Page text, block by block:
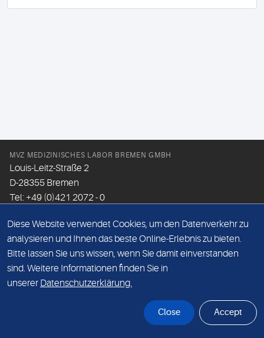
MVZ MEDIZINISCHES LABOR BREMEN GMBH
Louis-Leitz-Straße 2
D-28355 Bremen
Tel: +49 (0)421 2072 - 0
Email:info@mlhb.de
DATENSCHUTZ
IMPRESSUM
Diese Website verwendet Cookies, um den Datenverkehr zu
analysieren und Ihnen das beste Online-Erlebnis zu bieten.
Bitte lassen Sie uns wissen, wenn Sie damit einverstanden
sind. Weitere Informationen finden Sie in
unserer Datenschutzerklärung.
Close Accept